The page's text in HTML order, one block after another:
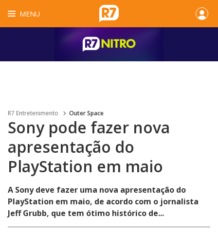
MENU
R7 Entretenimento Outer Space
Sony pode fazer nova
apresentação do
PlayStation em maio
A Sony deve fazer uma nova apresentação do
PlayStation em maio, de acordo com o jornalista
Jeff Grubb, que tem ótimo histórico de...